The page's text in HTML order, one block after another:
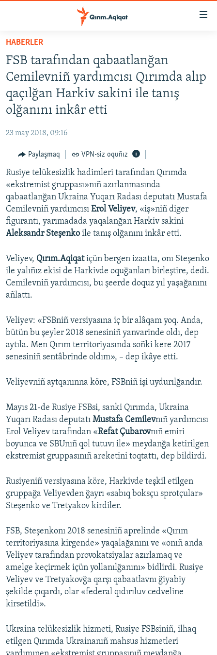
Esas
qaytmaq
Baş
navigatsiyağa
qaytmaq
Qıdıruvğa
SİYASET
İQTİSADİYAT
CEMİYET
İNSAN AQLARI
VİDEO
SÜRET
BLOGLAR
FİKİR
Русский
Українською
QOŞULIÑIZ!
RFE/RS bütün saytları
HABERLER
FSB tarafından qabaatlanğan
Cemilevniñ yardımcısı Qırımda alıp
qaçılğan Harkiv sakini ile tanış
olğanını inkâr etti
23 may 2018, 09:16
Paylaşmaq VPN-siz oquñız
Rusiye telükesizlik hadimleri tarafından Qırımda
«ekstremist gruppası»nıñ azırlanmasında
qabaatlanğan Ukraina Yuqarı Radası deputatı Mustafa
Cemilevniñ yardımcısı Erol Veliyev, «iş»niñ diger
figurantı, yarımadada yaqalanğan Harkiv sakini
Aleksandr Steşenko ile tanış olğanını inkâr etti.
Veliyev, Qırım.Aqiqatiçün bergen izaatta, onı Steşenko
ile yalıñız ekisi de Harkivde oquğanları birleştire, dedi.
Cemilevniñ yardımcısı, bu şeerde doquz yıl yaşağanını
añlattı.
Veliyev: «FSBniñ versiyasına iç bir alâqam yoq. Anda,
bütün bu şeyler 2018 senesiniñ yanvarinde oldı, dep
aytıla. Men Qırım territoriyasında soñki kere 2017
senesiniñ sentâbrinde oldım», – dep ikâye etti.
Veliyevniñ aytqanınna köre, FSBniñ işi uydurılğandır.
Mayıs 21-de Rusiye FSBsi, sanki Qırımda, Ukraina
Yuqarı Radası deputatı Mustafa Cemilevnıñ yardımcısı
Erol Veliyev tarafından «Refat Çubarovnıñ emiri
boyunca ve SBUnıñ qol tutuvı ile» meydanğa ketirilgen
ekstremist gruppasınıñ areketini toqtattı, dep bildirdi.
Rusiyeniñ versiyasına köre, Harkivde teşkil etilgen
gruppağa Veliyevden ğayrı «sabıq boksçu sprotçular»
Steşenko ve Tretyakov kirdiler.
FSB, Steşenkonı 2018 senesiniñ aprelinde «Qırım
territoriyasına kirgende» yaqalağanını ve «onıñ anda
Veliyev tarafından provokatsiyalar azırlamaq ve
amelge keçirmek içün yollanılğanını» bidlirdi. Rusiye
Veliyev ve Tretyakovğa qarşı qabaatlavnı ğiyabiy
şekilde çıqardı, olar «federal qıdırıluv cedveline
kirsetildi».
Ukraina telükesizlik hizmeti, Rusiye FSBsiniñ, ilhaq
etilgen Qırımda Ukrainanıñ mahsus hizmetleri